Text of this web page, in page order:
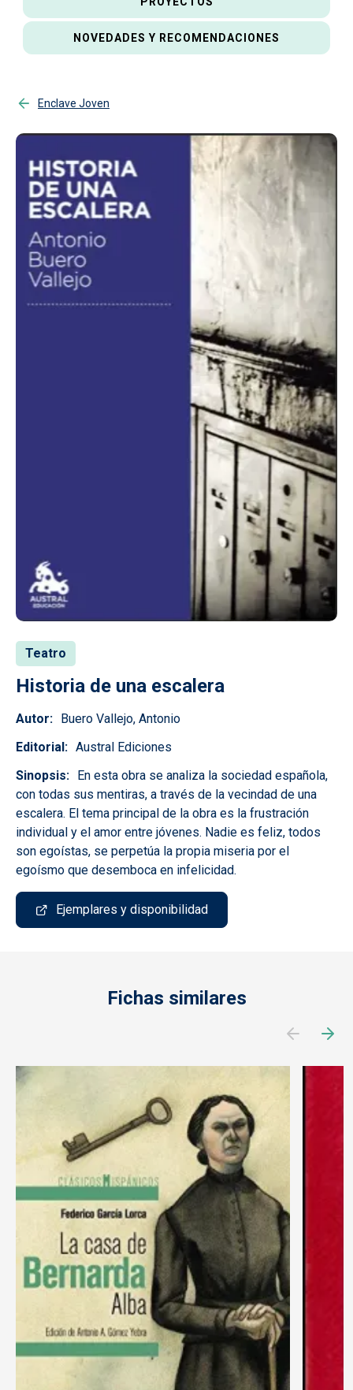
NOVEDADES Y RECOMENDACIONES
Enclave Joven
Teatro
Historia de una escalera
Autor
Buero Vallejo, Antonio
Editorial
Austral Ediciones
Sinopsis
En esta obra se analiza la sociedad española,
con todas sus mentiras, a través de la vecindad de una
escalera. El tema principal de la obra es la frustración
individual y el amor entre jóvenes. Nadie es feliz, todos
son egoístas, se perpetúa la propia miseria por el
egoísmo que desemboca en infelicidad.
Ejemplares y disponibilidad
Fichas similares